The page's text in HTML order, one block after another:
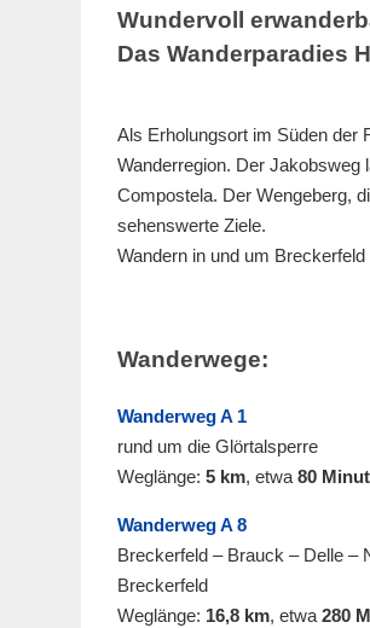
Wundervoll
Das Wanderparadies
Als Erholungsort im Süden der
Wanderregion. Der Jakobsweg
Compostela. Der Wengeberg,
sehenswerte Ziele.
Wandern in und um Breckerfeld
Wanderwege:
Wanderweg A 1
rund um die Glörtalsperre
Weglänge: 5 km, etwa 80
Wanderweg A 8
Breckerfeld – Brauck – Delle –
Breckerfeld
Weglänge: 16,8 km, etwa 280